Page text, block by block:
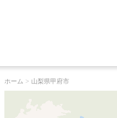
ホーム > 山梨県甲府市